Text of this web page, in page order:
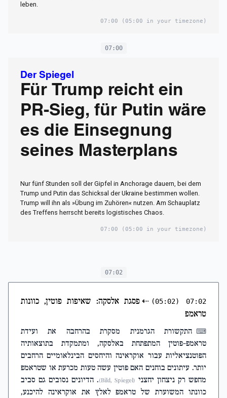
leben.
07:00 (05:00 in your timezone)
07:00
Der Spiegel
Für Trump reicht ein
PR-Sieg, für Putin wäre
es die Einsegnung
seines Masterplans
Nur fünf Stunden soll der Gipfel in Anchorage dauern, bei dem
Trump und Putin das Schicksal der Ukraine bestimmen wollen.
Trump will ihn als »Übung im Zuhören« nutzen. Am Schauplatz
des Treffens herrscht bereits logistisches Chaos.
07:00 (05:00 in your timezone)
07:02
07:02
(05:02)
⇠פסגת אלסקה: שאיפות פוטין, כוונות
טראמפ
⌨ התקשורת הגרמנית מסקרת בהרחבה את ועידת
טראמפ-פוטין המתפתחת באלסקה, ומתמקדת בתוצאותיה
הפוטנציאליות עבור אוקראינה והיחסים הבינלאומיים הרחבים
יותר. עיתונים בוחנים האם פוטין עשה טעות מכרעת או שטראמפ
מחפש רק ניצחון יחצני (Bild, Spiegel)
. הדיונים נסובים גם סביב
כוונתו המשוערת של טראמפ לאלץ את אוקראינה להיכנע,